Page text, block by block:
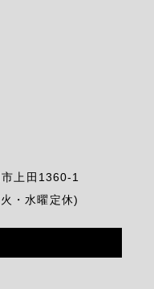
上田1360-1
・水曜定休)